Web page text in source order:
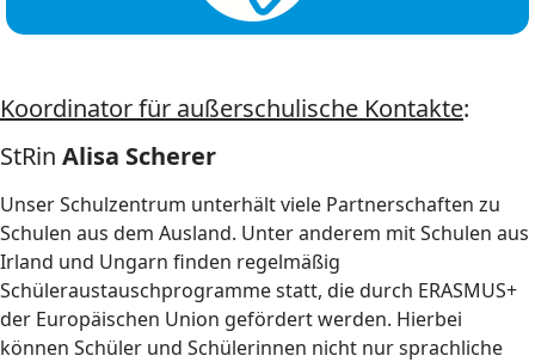
Koordinator für außerschulische Kontakte:
StRin Alisa Scherer
Unser Schulzentrum unterhält viele Partnerschaften zu
Schulen aus dem Ausland. Unter anderem mit Schulen aus
Irland und Ungarn finden regelmäßig
Schüleraustauschprogramme statt, die durch ERASMUS+
der Europäischen Union gefördert werden. Hierbei
können Schüler und Schülerinnen nicht nur sprachliche